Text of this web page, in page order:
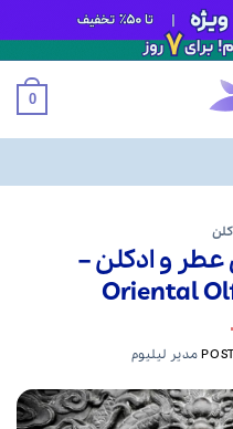
0
عطر و ادکلن –
Oriental
مدیر لیلیوم